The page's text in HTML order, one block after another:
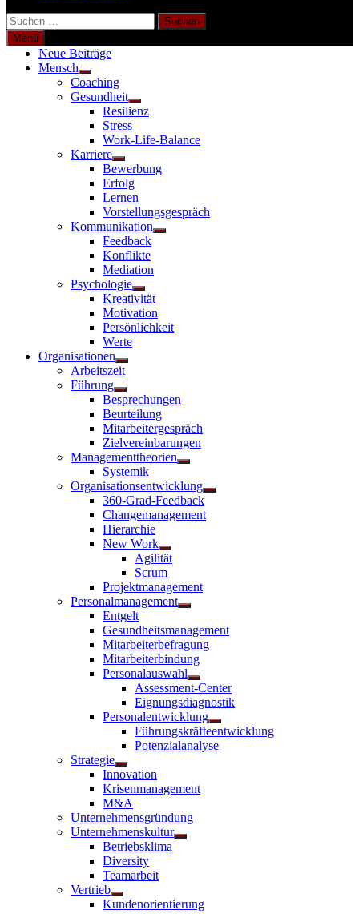
Suchen
nach:
Menü
Neue Beiträge
Mensch
Untermenü
anzeigen
Coaching
Gesundheit
Untermenü
anzeigen
Resilienz
Stress
Work-Life-Balance
Karriere
Untermenü
anzeigen
Bewerbung
Erfolg
Lernen
Vorstellungsgespräch
Kommunikation
Untermenü
Feedback
Konflikte
Mediation
Psychologie
Untermenü
anzeigen
Kreativität
Motivation
Persönlichkeit
Werte
Organisationen
Untermenü
anzeigen
Arbeitszeit
Führung
Untermenü
anzeigen
Besprechungen
Beurteilung
Mitarbeitergespräch
Zielvereinbarungen
Managementtheorien
Untermenü
Systemik
Organisationsentwicklung
Untermenü
360-Grad-Feedback
Changemanagement
Hierarchie
New Work
Untermenü
anzeigen
Agilität
Scrum
Projektmanagement
Personalmanagement
Untermenü
Entgelt
Gesundheitsmanagement
Mitarbeiterbefragung
Mitarbeiterbindung
Personalauswahl
Untermenü
anzeigen
Assessment-Center
Eignungsdiagnostik
Personalentwicklung
Untermenü
anzeigen
Führungskräfteentwicklung
Potenzialanalyse
Strategie
Untermenü
anzeigen
Innovation
Krisenmanagement
M&A
Unternehmensgründung
Unternehmenskultur
Untermenü
Betriebsklima
Diversity
Teamarbeit
Vertrieb
Untermenü
anzeigen
Kundenorientierung